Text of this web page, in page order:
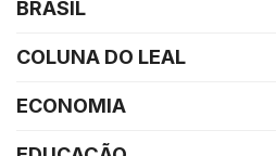
BRASIL
COLUNA DO LEAL
ECONOMIA